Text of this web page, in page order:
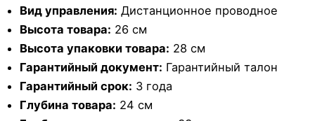
Вид управления: Дистанционное проводное
Высота товара: 26 см
Высота упаковки товара: 28 см
Гарантийный документ: Гарантийный талон
Гарантийный срок: 3 года
Глубина товара: 24 см